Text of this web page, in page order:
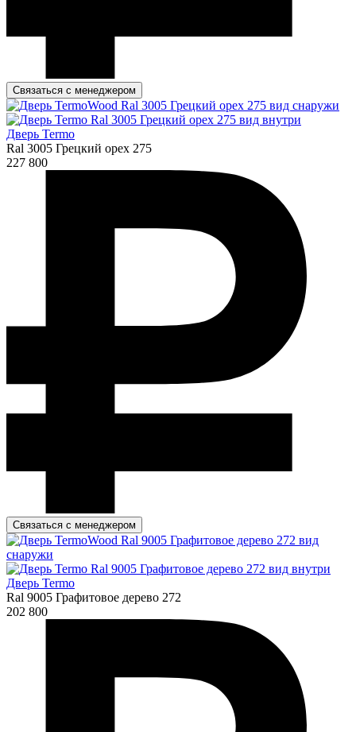
Связаться с менеджером
Дверь Termo
Ral 3005 Грецкий орех 275
227 800
Связаться с менеджером
Дверь Termo
Ral 9005 Графитовое дерево 272
202 800